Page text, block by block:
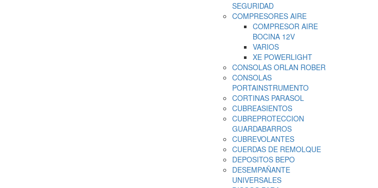
SEGURIDAD
COMPRESORES AIRE
COMPRESOR AIRE
BOCINA 12V
VARIOS
XE POWERLIGHT
CONSOLAS ORLAN ROBER
CONSOLAS
PORTAINSTRUMENTO
CORTINAS PARASOL
CUBREASIENTOS
CUBREPROTECCION
GUARDABARROS
CUBREVOLANTES
CUERDAS DE REMOLQUE
DEPOSITOS BEPO
DESEMPAÑANTE
UNIVERSALES